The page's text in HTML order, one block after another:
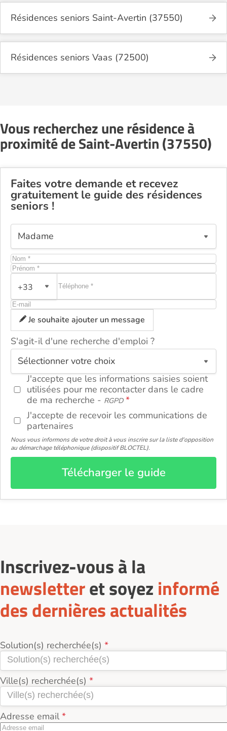
Résidences seniors Saint-Avertin (37550)
Résidences seniors Vaas (72500)
Vous recherchez une résidence à
proximité de Saint-Avertin (37550)
Faites votre demande et recevez
gratuitement le guide des résidences
seniors !
+33
Je souhaite ajouter un message
S'agit-il d'une recherche d'emploi ?
J'accepte que les informations saisies soient
utilisées pour me recontacter dans le cadre
de ma recherche - RGPD
J'accepte de recevoir les communications de
partenaires
Nous vous informons de votre droit à vous inscrire sur la liste d'opposition
au démarchage téléphonique (dispositif BLOCTEL).
Télécharger le guide
ou
Inscrivez-vous à la
newsletteret soyez informé
des dernières actualités
Solution(s) recherchée(s)
Ville(s) recherchée(s)
Adresse email